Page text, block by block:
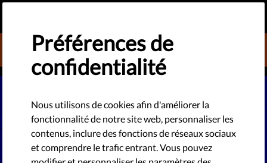
DONATE TO LIBERTIES
Préférences de
confidentialité
Nous utilisons de cookies afin d'améliorer la
fonctionnalité de notre site web, personnaliser les
contenus, inclure des fonctions de réseaux sociaux
et comprendre le trafic entrant. Vous pouvez